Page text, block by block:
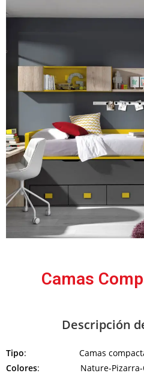
Camas
Descripción
Tipo: Camas
Colores: Nature-Pizarra-